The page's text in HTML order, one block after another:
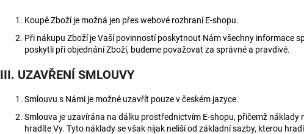
Koupě Zboží je možná jen přes webové rozhraní E-shopu.
Při nákupu Zboží je Vaší povinností poskytnout Nám všechny informace
poskytli při objednání Zboží, budeme považovat za správné a pravdivé.
III. UZAVŘENÍ SMLOUVY
Smlouvu s Námi je možné uzavřít pouze v českém jazyce.
Smlouva je uzavírána na dálku prostřednictvím E-shopu, přičemž
hradíte Vy. Tyto náklady se však nijak neliší od základní sazby, kterou